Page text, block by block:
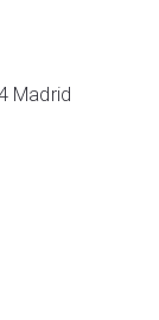
Madrid